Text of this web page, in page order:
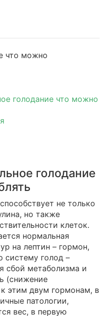
голодание что можно
голодание
не только
но также
клеток.
нормальная
на лептин – гормон,
систему голод –
сбой метаболизма и
(снижение
к этим двум гормонам, в
патологии,
вес, в первую